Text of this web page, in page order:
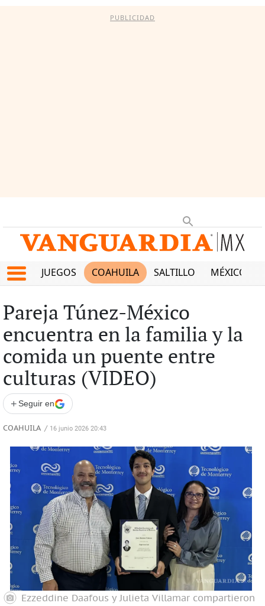
PUBLICIDAD
JUEGOS COAHUILA SALTILLO MÉXICO
Pareja Túnez-México
encuentra en la familia y la
comida un puente entre
culturas (VIDEO)
+ Seguir en
COAHUILA / 16 junio 2026 20:43
Ezzeddine Daafous y Julieta Villamar compartieron